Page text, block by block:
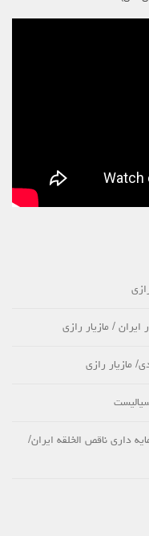
/ مازیار رازی
مازیار رازی
داری ناقص الخلقه ایران/